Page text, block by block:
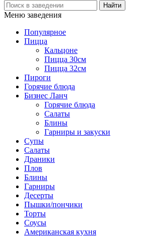
Меню заведения
Популярное
Пицца
Кальцоне
Пицца 30см
Пицца 32см
Пироги
Горячие блюда
Бизнес Ланч
Горячие блюда
Салаты
Блины
Гарниры и закуски
Супы
Салаты
Драники
Плов
Блины
Гарниры
Десерты
Пышки/пончики
Торты
Соусы
Американская кухня